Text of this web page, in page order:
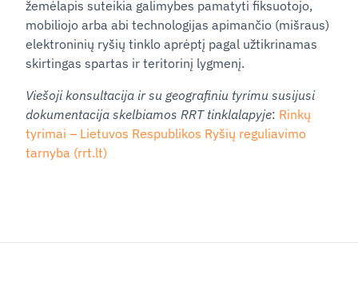
žemėlapis suteikia galimybes pamatyti fiksuotojo,
mobiliojo arba abi technologijas apimančio (mišraus)
elektroninių ryšių tinklo aprėptį pagal užtikrinamas
skirtingas spartas ir teritorinį lygmenį.
Viešoji konsultacija ir su geografiniu tyrimu susijusi
dokumentacija skelbiamos RRT tinklalapyje: Rinkų
tyrimai – Lietuvos Respublikos Ryšių reguliavimo
tarnyba (rrt.lt)